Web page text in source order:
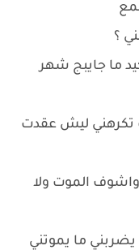
؟
ما جايبج شهر
تكرهني ليش عقدت
واشوف الموت ولا
ما يموتني